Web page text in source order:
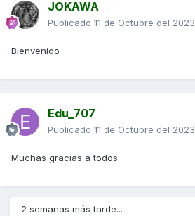
JOKAWA
Publicado 11 de Octubre del 2023
Bienvenido
Edu_707
Publicado 11 de Octubre del 2023
Muchas gracias a todos
2 semanas más tarde...